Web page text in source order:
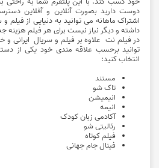
دوست دارید بصورت آنلاین و آفلاین
اشتراک ماهانه می توانید به دنیایی از فیلم
داشته و دیگر نیاز نیست برای هر فیلم هزینه
در فیلم نت علاوه بر فیلم و سریال ایرانی
توانید برحسب علاقه مندی خود یکی از
انتخاب کنید:
مستند
تاک شو
انیمیشن
انیمه
آکادمی زبان کودک
رئالیتی شو
فیلم کوتاه
فینال جام جهانی